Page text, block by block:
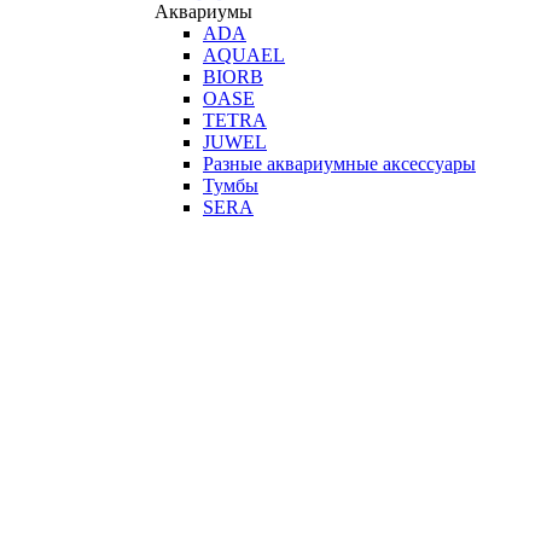
Аквариумы
ADA
AQUAEL
BIORB
OASE
TETRA
JUWEL
Разные аквариумные аксессуары
Тумбы
SERA